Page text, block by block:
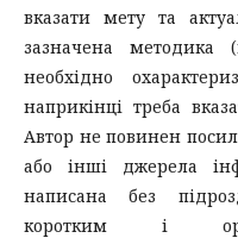
вказати мету та
зазначена методика
необхідно
наприкінці треба
Автор не повинен
або інші джерела
написана без
коротким і